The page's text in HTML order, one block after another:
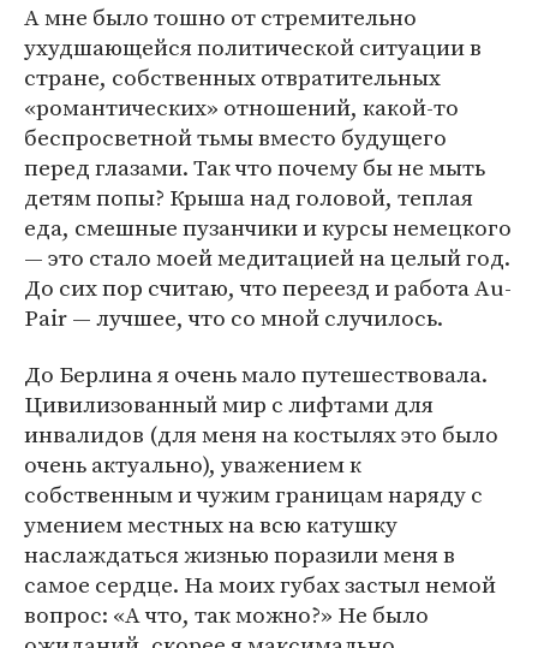
А мне было тошно от стремительно
ухудшающейся политической ситуации в
стране, собственных отвратительных
«романтических» отношений, какой-то
беспросветной тьмы вместо будущего
перед глазами. Так что почему бы не мыть
детям попы? Крыша над головой, теплая
еда, смешные пузанчики и курсы немецкого
— это стало моей медитацией на целый год.
До сих пор считаю, что переезд и работа Au-
Pair — лучшее, что со мной случилось.
До Берлина я очень мало путешествовала.
Цивилизованный мир с лифтами для
инвалидов (для меня на костылях это было
очень актуально), уважением к
собственным и чужим границам наряду с
умением местных на всю катушку
наслаждаться жизнью поразили меня в
самое сердце. На моих губах застыл немой
вопрос: «А что, так можно?» Не было